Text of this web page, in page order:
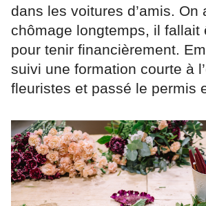
dans les voitures d’amis. On
chômage longtemps, il fallait
pour tenir financièrement.
suivi une formation courte à
fleuristes et passé le permis